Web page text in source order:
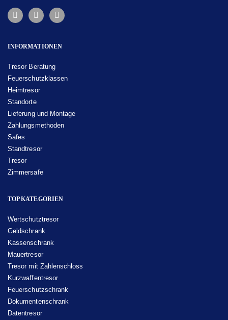
INFORMATIONEN
Tresor Beratung
Feuerschutzklassen
Heimtresor
Standorte
Lieferung und Montage
Zahlungsmethoden
Safes
Standtresor
Tresor
Zimmersafe
TOP KATEGORIEN
Wertschutztresor
Geldschrank
Kassenschrank
Mauertresor
Tresor mit Zahlenschloss
Kurzwaffentresor
Feuerschutzschrank
Dokumentenschrank
Datentresor